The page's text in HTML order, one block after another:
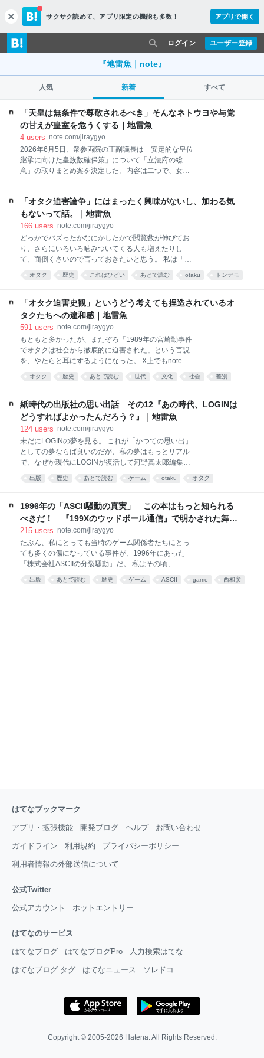
c
l
o
s
サクサク読めて、 アプリ限定の機能も多数！ アプリで開く
ユーザー登録
ログイン
『地雷魚｜note』
人気 新着 すべて
「天皇は無条件で尊敬されるべき」そんなネトウヨや与党
の甘えが皇室を危うくする｜地雷魚
4 users note.com/jiraygyo
2026年6月5日、衆参両院の正副議長は「安定的な皇位
継承に向けた皇族数確保策」について「立法府の総
意」の取りまとめ案を決定した。内容は二つで、女性
を「了」とし、政府に皇室典範改正の制度設計を求め
る内容で、今国会に改正案が提出される見通しだとい
う。 2026年5月時点で皇室を構成する16人のうち、40
代以下の次世代は6人、男性は秋篠宮家の悠仁さまた
だ一人で、残り5人は女性だ。 問題はそこではなく、
この改正がまた「皇室に新しい自己犠牲を要求する」
回分の延長にすぎないという点だ。 そして、それを
れ続けてきたものとの間に、どうにも大きな落差があ
るように見える。 そもそも1947年に制定された現行
の皇室典範か
「オタク迫害論争」にはまったく興味がないし、加わる気
もないって話。｜地雷魚
166 users note.com/jiraygyo
どっかでバズったかなにかしたかで閲覧数が伸びてお
り、さらにいろいろ噛みついてくる人も増えたりし
て、面倒くさいので言っておきたいと思う。 私は「オ
タク迫害論争」に加わるつもりもないし、「それでも
オタクは迫害されてきたんだ」「差別されてきたん
というより、興味がない。 オタクとしてもエヴァガン
ダムドラクエジョジョの話ばかりする人たちと、ファ
ミコンブームに対するセガ派どころか、それよりさら
行ってもマイナー側にいて、本も小説も初版どまりの
物書きが話が合うわけないのである。 つい最近の
2025年だって『Kingdom Come: Deliverance2』が圧
倒的に素晴らしいと思っていたのに、国内では全く売
オタク 歴史 これはひどい あとで読む otaku トンデモ
「オタク迫害史観」というどう考えても捏造されているオ
タクたちへの違和感｜地雷魚
591 users note.com/jiraygyo
もともと多かったが、またぞろ「1989年の宮崎勤事件
でオタクは社会から徹底的に迫害された」という言説
を、やたらと耳にするようになった。 X上でもnoteで
も、同じフレーズが繰り返される。「あの頃、俺たち
は社会に差別されていた」「だから連帯すべきだ」
に、必ず「宮崎勤事件」が出てくる構造だ。 しかし、
どうにも1973年産まれでもともとゲームやアニメやマ
ンガが好きで『ガルフォース』(1986年)ではっきりと
高生を過ぎ、1992年にはASCIIのLOGINという「オタ
クというかPCやゲームマニアのメッカ」に入り込んで
から活動を続けているのだが、違和感しかない。 確か
に私が周囲から排除されたり、嫌われていたりしたの
オタク 歴史 あとで読む 世代 文化 社会 差別
紙時代の出版社の思い出話 その12『あの時代、LOGINは
どうすればよかったんだろう？』｜地雷魚
124 users note.com/jiraygyo
未だにLOGINの夢を見る。 これが「かつての思い出」
としての夢ならば良いのだが、私の夢はもっとリアル
で、なぜか現代にLOGINが復活して河野真太郎編集長
で副編集長に塩崎剛三さんで、新井創士さんや青柳昌
之さんが在籍して、「現在に復活したLOGINが刊行し
という夢である。いつも、「やべえ、遅刻した💦」と
嫌な汗とともに起きるのだが、これが年に数回あっ
て、「そのたびに時間系列が経過している」のであ
なんかゲーム攻略記事がイマイチでいろいろ文句つけ
たりしている。 こんな夢を見るぐらいだから、1992
年に上京して1998年まで働いたLOGINという雑誌は、
私の精神に根深く爪痕を残しているのだろう。良い方
出版 歴史 あとで読む ゲーム otaku オタク
1996年の「ASCII騒動の真実」 この本はもっと知られる
べきだ！ 『199Xのウッドボール通信』で明かされた舞台
裏｜地雷魚
215 users note.com/jiraygyo
たぶん、私にとっても当時のゲーム関係者たちにとっ
ても多くの傷になっている事件が、1996年にあった
「株式会社ASCIIの分裂騒動」だ。 私はその頃、
LOGIN編集部の平ではあるが定期ページ「三国時代」
を書いていて、そこそこ中堅どころとして光山ビルで
出版 あとで読む 歴史 ゲーム ASCII game 西和彦
はてなブックマーク
アプリ・拡張機能 開発ブログ ヘルプ お問い合わせ
ガイドライン 利用規約 プライバシーポリシー
利用者情報の外部送信について
公式Twitter
公式アカウント ホットエントリー
はてなのサービス
はてなブログ はてなブログPro 人力検索はてな
はてなブログ タグ はてなニュース ソレドコ
Copyright © 2005-2026 Hatena. All Rights Reserved.